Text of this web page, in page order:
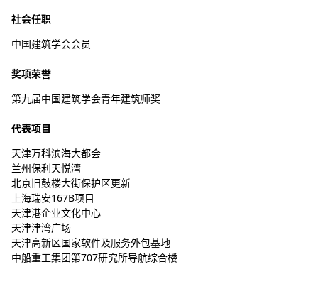
社会任职
中国建筑学会会员
奖项荣誉
第九届中国建筑学会青年建筑师奖
代表项目
天津万科滨海大都会
兰州保利天悦湾
北京旧鼓楼大街保护区更新
上海瑞安167B项目
天津港企业文化中心
天津津湾广场
天津高新区国家软件及服务外包基地
中船重工集团第707研究所导航综合楼